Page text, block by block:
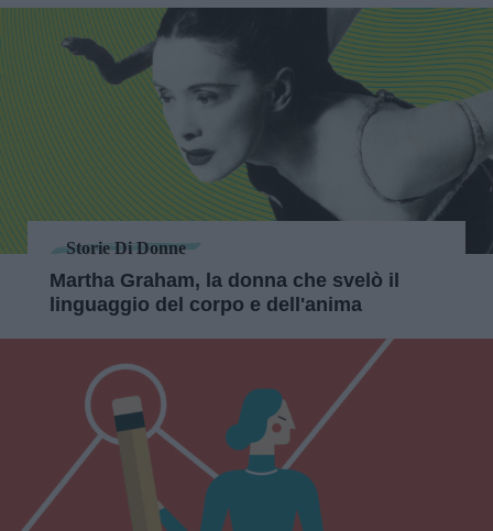
Storie Di Donne
Martha Graham, la donna che svelò il
linguaggio del corpo e dell'anima